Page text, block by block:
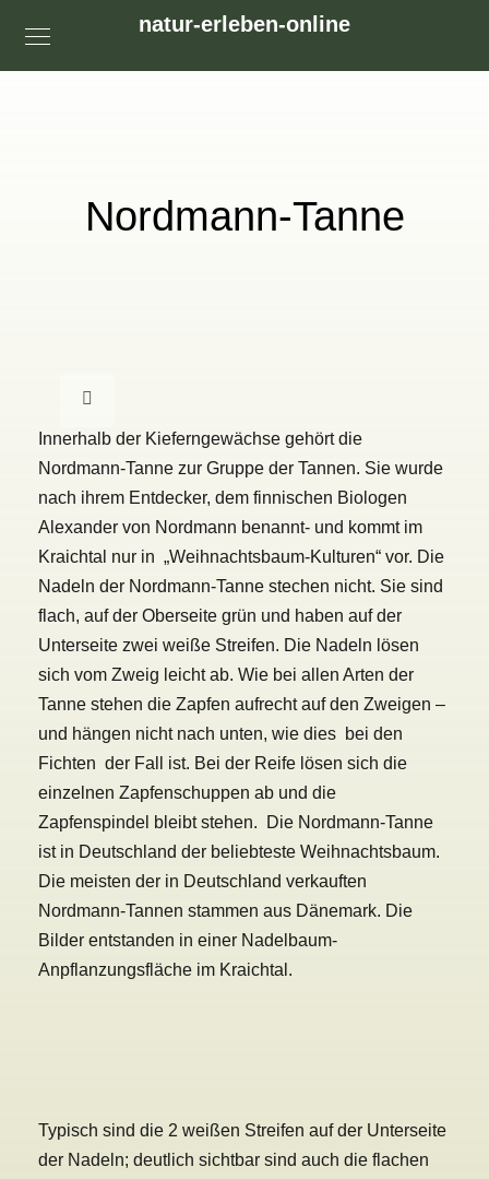
natur-erleben-online
Nordmann-Tanne
Innerhalb der Kieferngewächse gehört die
Nordmann-Tanne zur Gruppe der Tannen. Sie wurde
nach ihrem Entdecker, dem finnischen Biologen
Alexander von Nordmann benannt- und kommt im
Kraichtal nur in „Weihnachtsbaum-Kulturen“ vor. Die
Nadeln der Nordmann-Tanne stechen nicht. Sie sind
flach, auf der Oberseite grün und haben auf der
Unterseite zwei weiße Streifen. Die Nadeln lösen
sich vom Zweig leicht ab. Wie bei allen Arten der
Tanne stehen die Zapfen aufrecht auf den Zweigen –
und hängen nicht nach unten, wie dies bei den
Fichten der Fall ist. Bei der Reife lösen sich die
einzelnen Zapfenschuppen ab und die
Zapfenspindel bleibt stehen. Die Nordmann-Tanne
ist in Deutschland der beliebteste Weihnachtsbaum.
Die meisten der in Deutschland verkauften
Nordmann-Tannen stammen aus Dänemark. Die
Bilder entstanden in einer Nadelbaum-
Anpflanzungsfläche im Kraichtal.
Typisch sind die 2 weißen Streifen auf der Unterseite
der Nadeln; deutlich sichtbar sind auch die flachen